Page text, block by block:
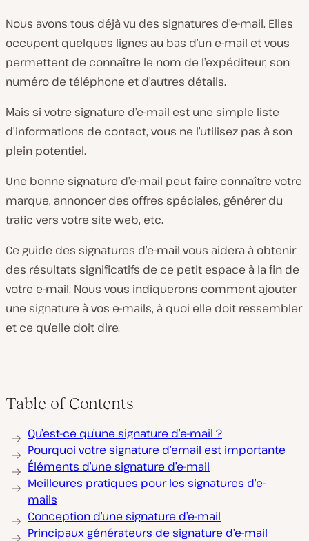
Nous avons tous déjà vu des signatures d’e-mail. Elles
occupent quelques lignes au bas d’un e-mail et vous
permettent de connaître le nom de l’expéditeur, son
numéro de téléphone et d’autres détails.
Mais si votre signature d’e-mail est une simple liste
d’informations de contact, vous ne l’utilisez pas à son
plein potentiel.
Une bonne signature d’e-mail peut faire connaître votre
marque, annoncer des offres spéciales, générer du
trafic vers votre site web, etc.
Ce guide des signatures d’e-mail vous aidera à obtenir
des résultats significatifs de ce petit espace à la fin de
votre e-mail. Nous vous indiquerons comment ajouter
une signature à vos e-mails, à quoi elle doit ressembler
et ce qu’elle doit dire.
Table of Contents
Qu’est-ce qu’une signature d’e-mail ?
Pourquoi votre signature d’email est importante
Éléments d’une signature d’e-mail
Meilleures pratiques pour les signatures d’e-
mails
Conception d’une signature d’e-mail
Principaux générateurs de signature d’e-mail